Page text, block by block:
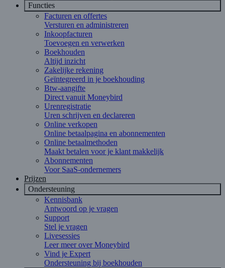
Functies
Facturen en offertes
Versturen en administreren
Inkoopfacturen
Toevoegen en verwerken
Boekhouden
Altijd inzicht
Zakelijke rekening
Geïntegreerd in je boekhouding
Btw-aangifte
Direct vanuit Moneybird
Urenregistratie
Uren schrijven en declareren
Online verkopen
Online betaalpagina en abonnementen
Online betaalmethoden
Maakt betalen voor je klant makkelijk
Abonnementen
Voor SaaS-ondernemers
Prijzen
Ondersteuning
Kennisbank
Antwoord op je vragen
Support
Stel je vragen
Livesessies
Leer meer over Moneybird
Vind je Expert
Ondersteuning bij boekhouden